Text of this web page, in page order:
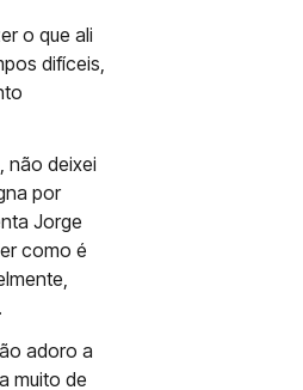
o que ali
difíceis,
não deixei
por
Jorge
como é
adoro a
muito de